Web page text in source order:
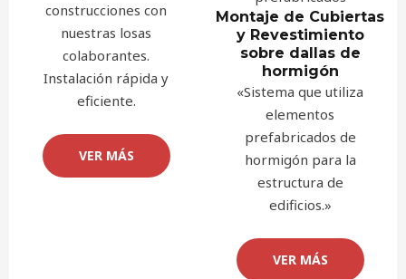
construcciones con
nuestras losas
colaborantes.
Instalación rápida y
eficiente.
VER MÁS
Montaje de Cubiertas
y Revestimiento
sobre dallas de
hormigón
«Sistema que utiliza
elementos
prefabricados de
hormigón para la
estructura de
edificios.»
VER MÁS